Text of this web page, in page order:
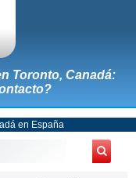
Toronto, Canadá:
en España